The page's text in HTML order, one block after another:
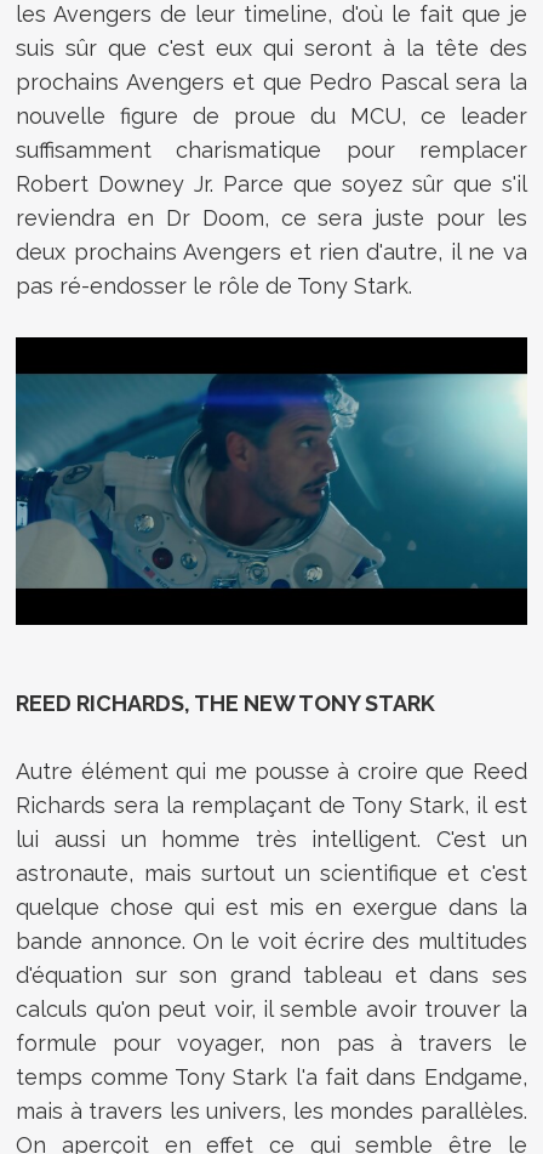
les Avengers de leur timeline, d'où le fait que je
suis sûr que c'est eux qui seront à la tête des
prochains Avengers et que Pedro Pascal sera la
nouvelle figure de proue du MCU, ce leader
suffisamment charismatique pour remplacer
Robert Downey Jr. Parce que soyez sûr que s'il
reviendra en Dr Doom, ce sera juste pour les
deux prochains Avengers et rien d'autre, il ne va
pas ré-endosser le rôle de Tony Stark.
REED RICHARDS, THE NEW TONY STARK
Autre élément qui me pousse à croire que Reed
Richards sera la remplaçant de Tony Stark, il est
lui aussi un homme très intelligent. C'est un
astronaute, mais surtout un scientifique et c'est
quelque chose qui est mis en exergue dans la
bande annonce. On le voit écrire des multitudes
d'équation sur son grand tableau et dans ses
calculs qu'on peut voir, il semble avoir trouver la
formule pour voyager, non pas à travers le
temps comme Tony Stark l'a fait dans Endgame,
mais à travers les univers, les mondes parallèles.
On aperçoit en effet ce qui semble être le